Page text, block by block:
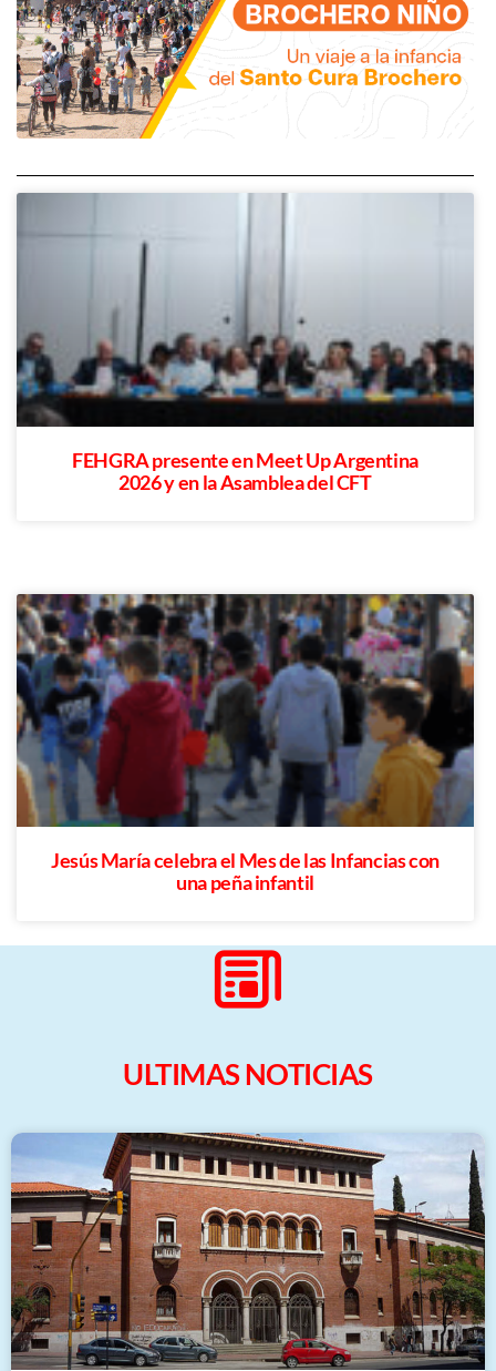
FEHGRA presente en Meet Up Argentina
2026 y en la Asamblea del CFT
Jesús María celebra el Mes de las Infancias con
una peña infantil
ULTIMAS NOTICIAS